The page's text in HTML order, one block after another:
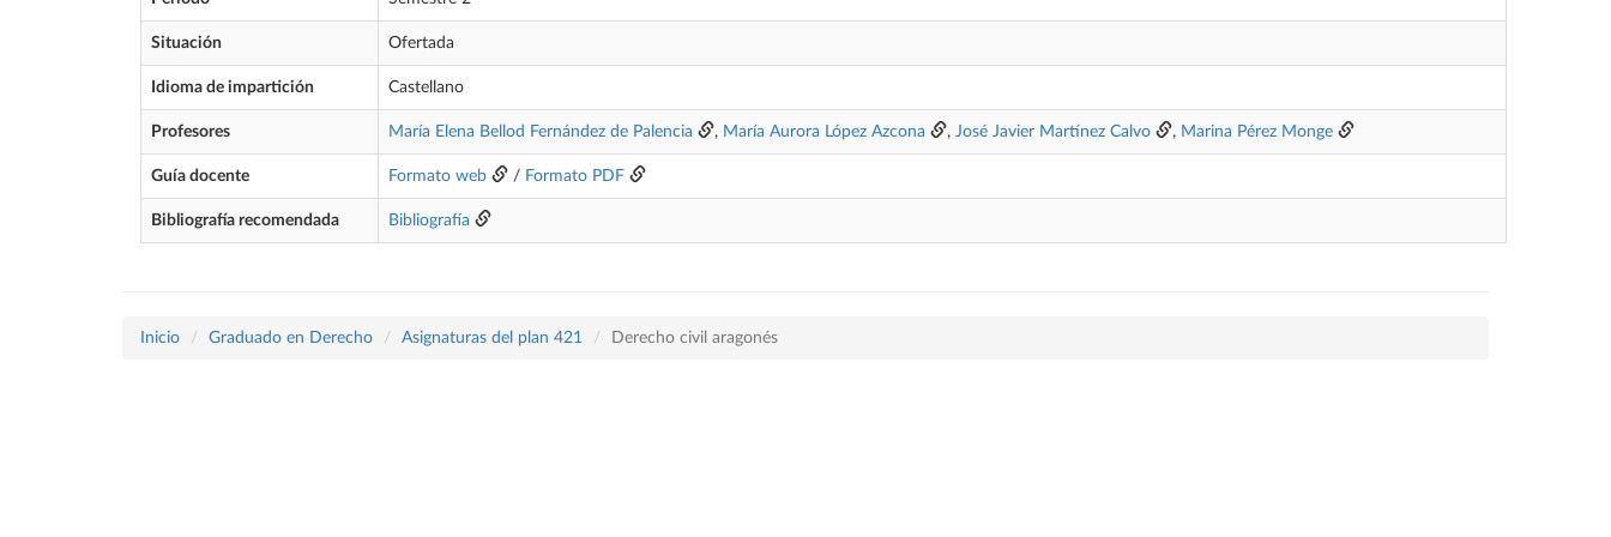
Situación Ofertada
Idioma de impartición Castellano
Profesores María Elena Bellod Fernández de Palencia , María Aurora López Azcona , José Javier Martínez Calvo , Marina Pérez Monge
Guía docente Formato web / Formato PDF
Bibliografía recomendada Bibliografía
Inicio Graduado en Derecho Asignaturas del plan 421 Derecho civil aragonés